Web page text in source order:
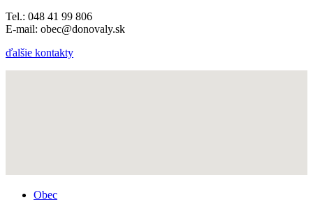
Tel.: 048 41 99 806
E-mail: obec@donovaly.sk
ďalšie kontakty
Obec